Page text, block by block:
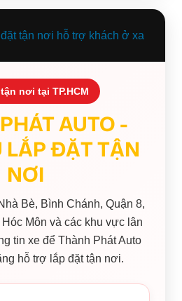
nơi tại TP.HCM
AUTO -
LẮP ĐẶT TẬN
NƠI
Bè, Bình Chánh, Quận 8,
Môn và các khu vực lân
tin xe để Thành Phát Auto
hỗ trợ lắp đặt tận nơi.